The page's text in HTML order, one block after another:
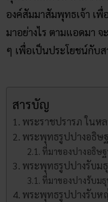
องค์สัมมาสัมพุทธเจ้า เพื่
มาอย่างไร ตามแอดมา
ๆ เพื่อเป็นประโยชน์กับ
สารบัญ
พระราชปรารภ ในห
พระพุทธรูปปางอธิษ
ที่มาของปางอธิษ
พระพุทธรูปปางรับม
ที่มาของปางรับมธุ
พระพุทธรูปปางรับห